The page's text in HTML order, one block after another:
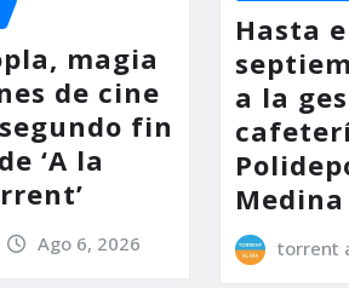
magia
de cine
fin
‘A la
Ago 6, 2026
Hasta
a la
torrent